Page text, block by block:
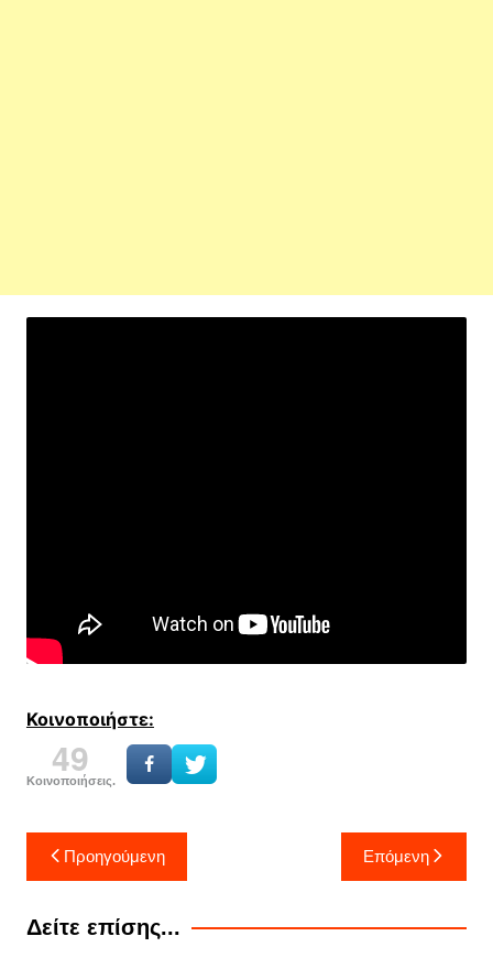
Κοινοποιήστε:
49
Κοινοποιήσεις.
Πλοήγηση
άρθρων
Προηγούμενη Επόμενη
Δείτε επίσης...